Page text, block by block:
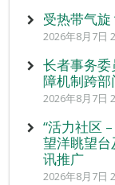
受热带气
2026年8月7日
长者事务
障机制跨部
2026年8月7日
“活力社区
望洋眺望
讯推广
2026年8月7日